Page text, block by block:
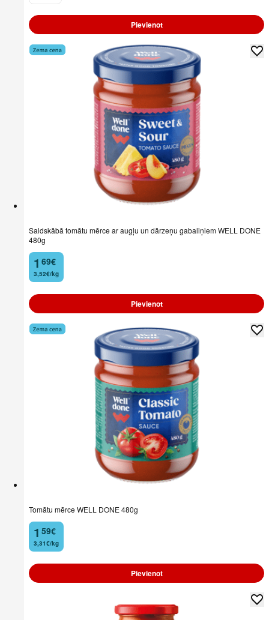
Pievienot
Saldskābā tomātu mērce ar augļu un dārzeņu gabaliņiem WELL DONE
480g
1
. 69€
3,52€/kg
Pievienot
Tomātu mērce WELL DONE 480g
1
. 59€
3,31€/kg
Pievienot